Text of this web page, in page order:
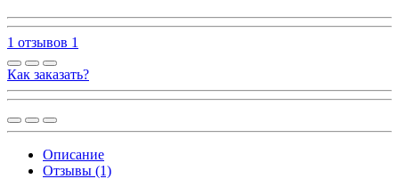
1 отзывов 1
Как заказать?
Описание
Отзывы (1)